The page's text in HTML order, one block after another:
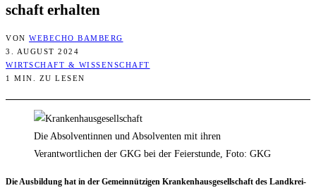
schaft erhalten
VON WEBECHO BAMBERG
3. AUGUST 2024
WIRTSCHAFT & WISSENSCHAFT
1 MIN. ZU LESEN
Die Absolventinnen und Absolventen mit ihren
Verantwortlichen der GKG bei der Feierstunde, Foto: GKG
Die Aus­bil­dung hat in der Gemein­nüt­zi­gen Kran­ken­haus­ge­sell­schaft des Land­krei­